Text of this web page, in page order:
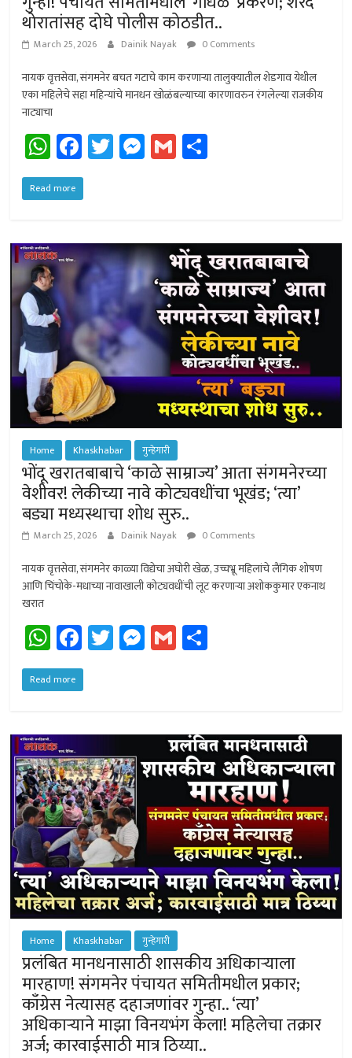
थोरातांसह दोघे पोलीस कोठडीत..
March 25, 2026 Dainik Nayak 0 Comments
नायक वृत्तसेवा, संगमनेर बचत गटाचे काम करणार्‍या तालुक्यातील शेडगाव येथील
एका महिलेचे सहा महिन्यांचे मानधन खोळंबल्याच्या कारणावरुन रंगलेल्या राजकीय
नाट्याचा
W
h
at
p
p
Fa
ce
b
ok
T
wi
M
es
ge
r
G
m
Read more
Home Khaskhabar गुन्हेगारी
भोंदू खरातबाबाचे ‘काळे साम्राज्य’ आता संगमनेरच्या
वेशीवर! लेकीच्या नावे कोट्यवधींचा भूखंड; ‘त्या’
बड्या मध्यस्थाचा शोध सुरु..
March 25, 2026 Dainik Nayak 0 Comments
नायक वृत्तसेवा, संगमनेर काळ्या विद्येचा अघोरी खेळ, उच्चभ्रू महिलांचे लैंगिक शोषण
आणि चिंचोके-मधाच्या नावाखाली कोट्यवधींची लूट करणार्‍या अशोककुमार एकनाथ
खरात
W
h
at
p
p
Fa
ce
b
ok
T
wi
M
es
ge
r
G
m
Read more
Home Khaskhabar गुन्हेगारी
प्रलंबित मानधनासाठी शासकीय अधिकार्‍याला
मारहाण! संगमनेर पंचायत समितीमधील प्रकार;
काँग्रेस नेत्यासह दहाजणांवर गुन्हा.. ‘त्या’
अधिकार्‍याने माझा विनयभंग केला! महिलेचा तक्रार
अर्ज; कारवाईसाठी मात्र ठिय्या..